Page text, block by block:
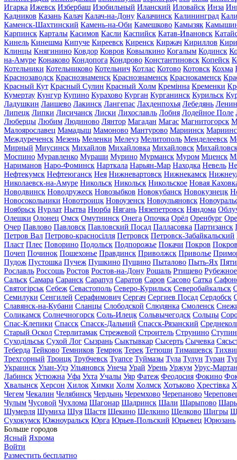
Игарка Ижевск Избербаш Изобильный Иланский Иловайск Инза
Кадников Казань Калач Калач-на-Дону Калачинск Калининград
Каменск-Шахтинский Камень-на-Оби Камешково Камызяк
Карпинск Карталы Касимов Касли Каспийск Катав-Ивановск
Кинель Кинешма Кипуче Киреевск Киренск Киржач Кириллов
Клинцы Княгинино Ковдор Ковров Ковылкино Когалым Кодинск
на-Амуре Конаково Кондопога Кондрово Константиновск Копейск
Котельники Котельниково Котельнич Котлас Котово Котовск Кохма
Краснозаводск Краснознаменск Краснознаменск Краснокаменск
Красный Кут Красный Сулин Красный Холм Кремінна Кременки
Кумертау Кунгур Купино Курахово Курган Курганинск Курильск
Ладушкин Лаишево Лакинск Лангепас Лахденпохья Лебедянь
Липецк Липки Лисичанск Лиски Лихославль Лобня Лодейное Поле
Люберцы Любим Людиново Лянтор Магадан Магас Магнитогорск
Малоярославец Мамадыш Мамоново Мантурово Мариинск
Междуреченск Мезень Меленки Мелеуз Мелитополь Менделеевск
Мирный Миусинск Михайлов Михайловка Михайловск
Моспино Муравленко Мураши Мурино Мурманск Муром Мценск
Нариманов Наро-Фоминск Нарткала Нарьян-Мар Находка Невель
Нефтекумск Нефтеюганск Нея Нижневартовск Нижнекамск
Николаевск-на-Амуре Никольск Никольск Никольское Новая
Новодвинск Новодружеск Новозыбков Новокубанск Новокузнецк
Новосокольники Новотроицк Новоузенск Новоульяновск
Ноябрьск Нурлат Нытва Нюрба Нягань Нязепетровск Няндома
Олешки Олонец Омск Омутнинск Онега Опочка Орёл Оренбург
Очер Павлово Павловск Павловский Посад Палласовка Партизанск
Петров Вал Петрово-красносілля Петровск Петровск-Забайкальский
Пласт Плес Поворино Подольск Подпорожье Покачи Покров
Почеп Починок Пошехонье Правдинск Приволжск Приволье
Пудож Пустошка Пучеж Пушкино Пущино Пыталово Пыть-Ях
Рославль Россошь Ростов Ростов-на-Дону Рошаль Ртищево Рубежное
Сальск Самара Саранск Сарапул Саратов Саров Сасово Сатка
Святогірськ Себеж Севастополь Северо-Курильск Северобайкальск
Семилуки Сенгилей Серафимович Сергач Сергиев Посад Сердобск
Славянск-на-Кубани Сланцы Слободской Слюдянка Смоленск
Соликамск Солнечногорск Соль-Илецк Сольвычегодск Сольцы
Спас-Клепики Спасск Спасск-Дальний Спасск-Рязанский
Старый Оскол Стерлитамак Стрежевой Строитель Струнино
Суходільськ Сухой Лог Сызрань Сыктывкар Сысерть Сычевка
Теберда Тейково Темников Темрюк Терек Тетюши Тимашевск
Трехгорный Троицк Трубчевск Туапсе Туймазы Тула Тулун Туран
Украинск Улан-Удэ Ульяновск Унеча Урай Урень Уржум Урус-Мартан
Лабинск Устюжна Уфа Ухта Учалы Уяр Фатеж Феодосия Фокино
Хвалынск Херсон Хилок Химки Холм Холмск Хотьково Хрестівка
Чегем Чекалин Челябинск Чердынь Черемхово Черепаново
Чулым Чусовой Чухлома Шагонар Шадринск Шали Шарыпово
Шумерля Шумиха Шуя Щастя Щекино Щелкино Щелково Щигры
Сухокумск Южноуральск Юрга Юрьев-Польский Юрьевец Юрюзань
Больше городов
Ясный Яхрома
Войти
Разместить бесплатно